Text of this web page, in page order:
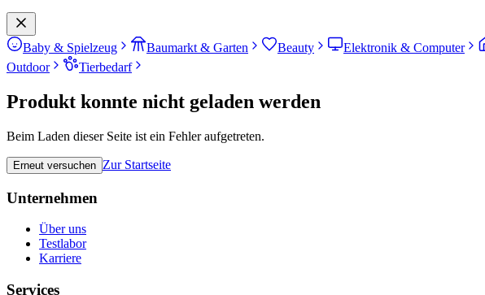
Baby & Spielzeug Baumarkt & Garten Beauty Elektronik & Computer
Outdoor
Tierbedarf
Produkt konnte nicht geladen werden
Beim Laden dieser Seite ist ein Fehler aufgetreten.
Erneut versuchen Zur Startseite
Unternehmen
Über uns
Testlabor
Karriere
Services